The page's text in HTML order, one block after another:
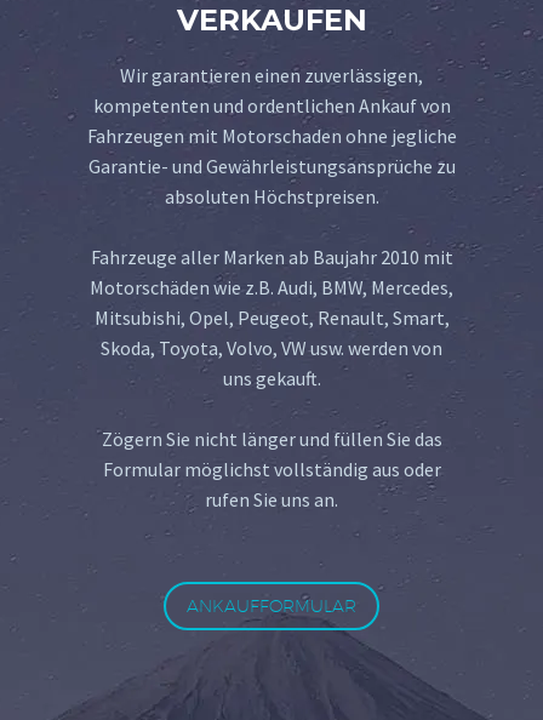
VERKAUFEN
Wir garantieren einen zuverlässigen,
kompetenten und ordentlichen Ankauf von
Fahrzeugen mit Motorschaden ohne jegliche
Garantie- und Gewährleistungsansprüche zu
absoluten Höchstpreisen.
Fahrzeuge aller Marken ab Baujahr 2010 mit
Motorschäden wie z.B. Audi, BMW, Mercedes,
Mitsubishi, Opel, Peugeot, Renault, Smart,
Skoda, Toyota, Volvo, VW usw. werden von
uns gekauft.
Zögern Sie nicht länger und füllen Sie das
Formular möglichst vollständig aus oder
rufen Sie uns an.
ANKAUFFORMULAR